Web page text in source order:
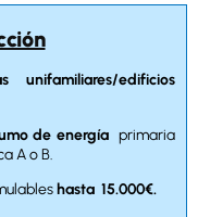
unifamiliares/edificios
de energíaprimaria
A o B.
hasta 15.000€.